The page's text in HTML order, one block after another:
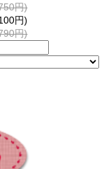
円)
円)
円)